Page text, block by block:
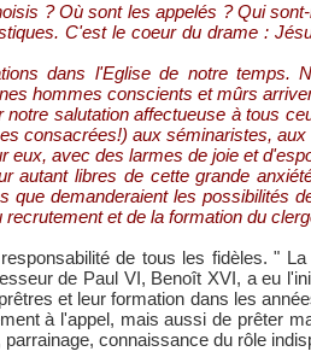
? Où sont les appelés ? Qui
C'est le coeur du drame :
dans l'Eglise de notre temps.
hommes conscients et mûrs
salutation affectueuse à tous
consacrées!) aux séminaristes,
eux, avec des larmes de joie et
autant libres de cette grande
que demanderaient les possibilités
et de la formation du
de tous les fidèles. "
de Paul VI, Benoît XVI, a eu
et leur formation dans les
à l'appel, mais aussi de prêter
connaissance du rôle